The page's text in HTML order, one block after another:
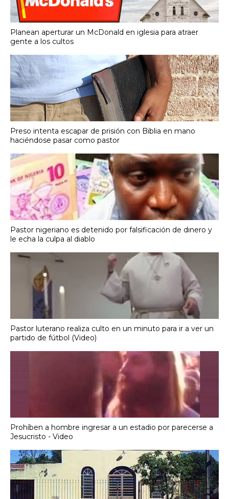
Planean aperturar un McDonald en iglesia para atraer
gente a los cultos
Preso intenta escapar de prisión con Biblia en mano
haciéndose pasar como pastor
Pastor nigeriano es detenido por falsificación de dinero y
le echa la culpa al diablo
Pastor luterano realiza culto en un minuto para ir a ver un
partido de fútbol (Video)
Prohíben a hombre ingresar a un estadio por parecerse a
Jesucristo - Video